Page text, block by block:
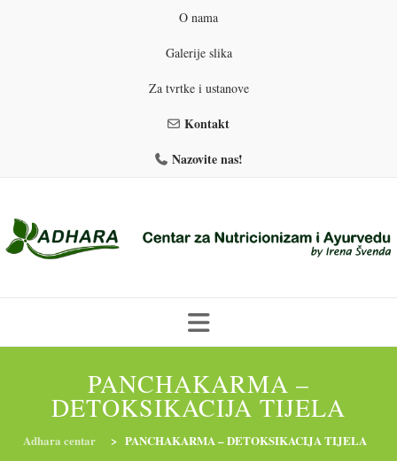
O nama
Galerije slika
Za tvrtke i ustanove
Kontakt
Nazovite nas!
PROGRAMI PREHRANE PRIRODNO MRŠAVLJENJE
PANCHAKARMA –
DETOKSIKACIJA TIJELA
Adhara centar > PANCHAKARMA – DETOKSIKACIJA TIJELA